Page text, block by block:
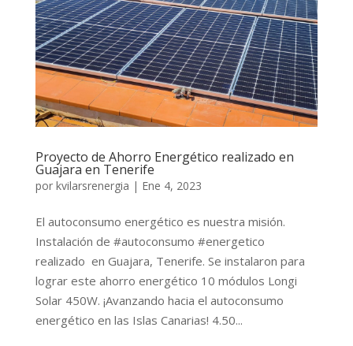
Proyecto de Ahorro Energético realizado en
Guajara en Tenerife
por kvilarsrenergia | Ene 4, 2023
El autoconsumo energético es nuestra misión.
Instalación de #autoconsumo #energetico
realizado en Guajara, Tenerife. Se instalaron para
lograr este ahorro energético 10 módulos Longi
Solar 450W. ¡Avanzando hacia el autoconsumo
energético en las Islas Canarias! 4.50...